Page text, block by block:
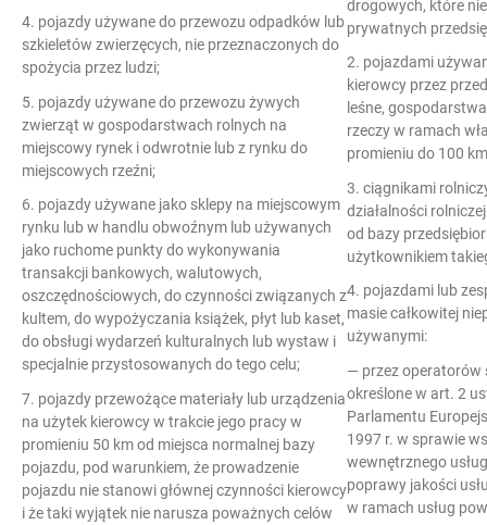
4. pojazdy używane do przewozu odpadków lub
szkieletów zwierzęcych, nie przeznaczonych do
spożycia przez ludzi;
5. pojazdy używane do przewozu żywych
zwierząt w gospodarstwach rolnych na
miejscowy rynek i odwrotnie lub z rynku do
miejscowych rzeźni;
6. pojazdy używane jako sklepy na miejscowym
rynku lub w handlu obwoźnym lub używanych
jako ruchome punkty do wykonywania
transakcji bankowych, walutowych,
oszczędnościowych, do czynności związanych z
kultem, do wypożyczania książek, płyt lub kaset,
do obsługi wydarzeń kulturalnych lub wystaw i
specjalnie przystosowanych do tego celu;
7. pojazdy przewożące materiały lub urządzenia
na użytek kierowcy w trakcie jego pracy w
promieniu 50 km od miejsca normalnej bazy
pojazdu, pod warunkiem, że prowadzenie
pojazdu nie stanowi głównej czynności kierowcy
i że taki wyjątek nie narusza poważnych celów
drogowych, które
prywatnych
2. pojazdami
kierowcy przez
leśne,
rzeczy w ramach
promieniu do 100
3. ciągnikami
działalności
od bazy
użytkownikiem
4. pojazdami lub
masie całkowitej
używanymi:
— przez operatorów
określone w art. 2
Parlamentu
1997 r. w sprawie
wewnętrznego
poprawy jakości
w ramach usług